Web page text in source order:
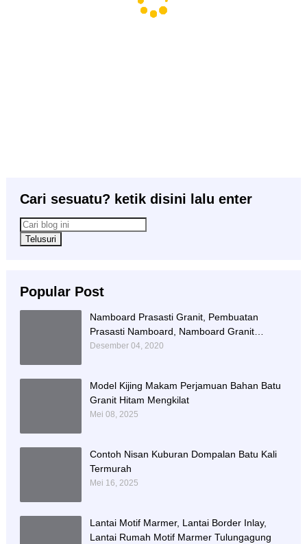
Cari sesuatu? ketik disini lalu enter
Popular Post
Namboard Prasasti Granit, Pembuatan
Prasasti Namboard, Namboard Granit
Tulungagung
Desember 04, 2020
Model Kijing Makam Perjamuan Bahan Batu
Granit Hitam Mengkilat
Mei 08, 2025
Contoh Nisan Kuburan Dompalan Batu Kali
Termurah
Mei 16, 2025
Lantai Motif Marmer, Lantai Border Inlay,
Lantai Rumah Motif Marmer Tulungagung